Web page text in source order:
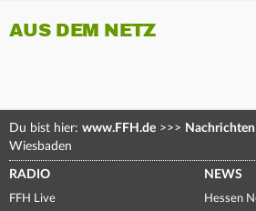
AUS DEM NETZ
Du bist hier: www.FFH.de >>> Nachrichten
Wiesbaden
RADIO
FFH Live
NEWS
Hessen